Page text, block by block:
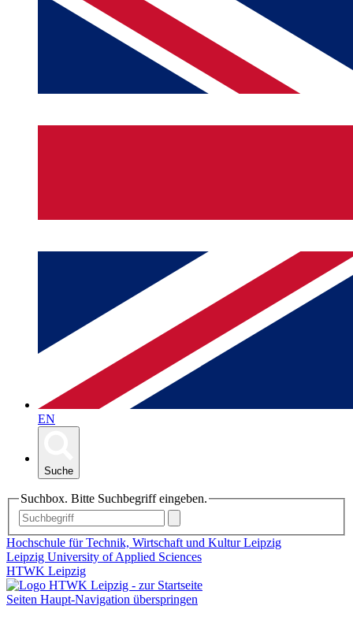
EN
Suche
Suchbox. Bitte Suchbegriff eingeben.
Hochschule für Technik, Wirtschaft und Kultur Leipzig
Leipzig University of Applied Sciences
HTWK Leipzig
Seiten Haupt-Navigation überspringen